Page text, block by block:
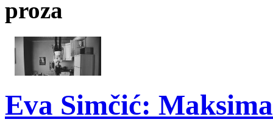
proza
Eva Simčić: